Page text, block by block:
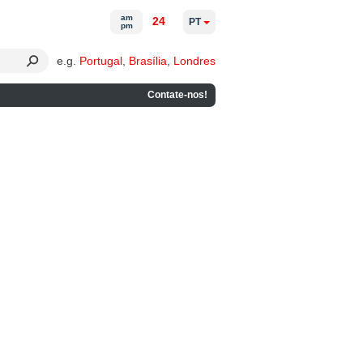
e.g. Portugal Brasília Londres
Contate-nos!
am
pm
24 PT